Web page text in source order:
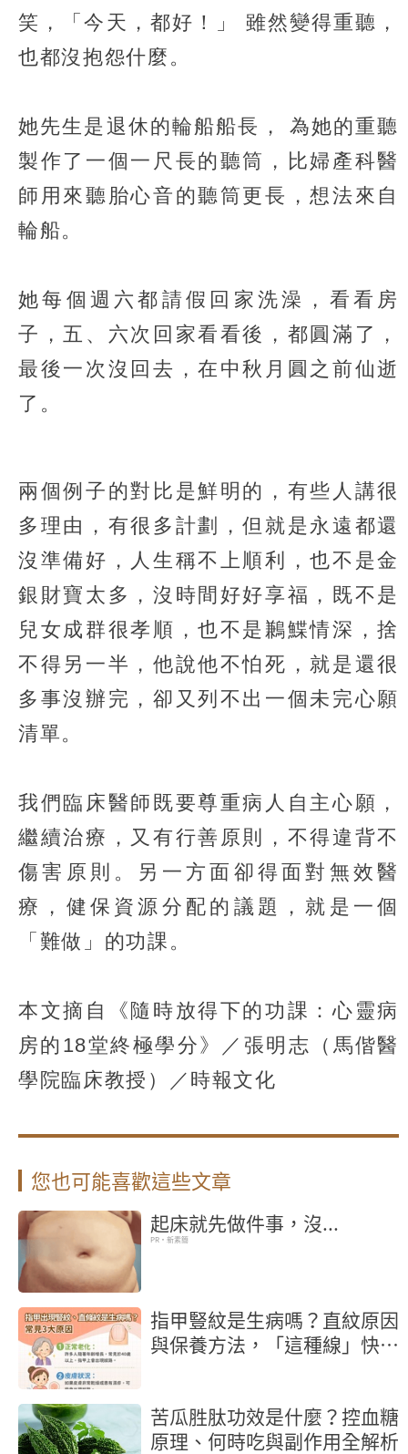
笑，「今天，都好！」 雖然變得重聽，
也都沒抱怨什麼。
她先生是退休的輪船船長， 為她的重聽
製作了一個一尺長的聽筒，比婦產科醫
師用來聽胎心音的聽筒更長，想法來自
輪船。
她每個週六都請假回家洗澡，看看房
子，五、六次回家看看後，都圓滿了，
最後一次沒回去，在中秋月圓之前仙逝
了。
兩個例子的對比是鮮明的，有些人講很
多理由，有很多計劃，但就是永遠都還
沒準備好，人生稱不上順利，也不是金
銀財寶太多，沒時間好好享福，既不是
兒女成群很孝順，也不是鶼鰈情深，捨
不得另一半，他說他不怕死，就是還很
多事沒辦完，卻又列不出一個未完心願
清單。
我們臨床醫師既要尊重病人自主心願，
繼續治療，又有行善原則，不得違背不
傷害原則。另一方面卻得面對無效醫
療，健保資源分配的議題，就是一個
「難做」的功課。
本文摘自《隨時放得下的功課：心靈病
房的18堂終極學分》／張明志（馬偕醫
學院臨床教授）／時報文化
您也可能喜歡這些文章
起床就先做件事，沒...
PR・新素簡
指甲豎紋是生病嗎？直紋原因
與保養方法，「這種線」快就
苦瓜胜肽功效是什麼？控血糖
原理、何時吃與副作用全解析